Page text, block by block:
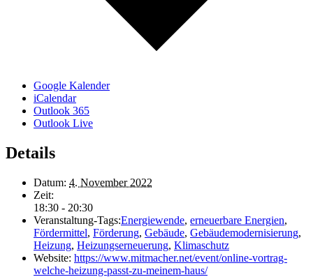
Google Kalender
iCalendar
Outlook 365
Outlook Live
Details
Datum: 4. November 2022
Zeit:
18:30 - 20:30
Veranstaltung-Tags:Energiewende, erneuerbare Energien,
Fördermittel, Förderung, Gebäude, Gebäudemodernisierung,
Heizung, Heizungserneuerung, Klimaschutz
Website: https://www.mitmacher.net/event/online-vortrag-
welche-heizung-passt-zu-meinem-haus/